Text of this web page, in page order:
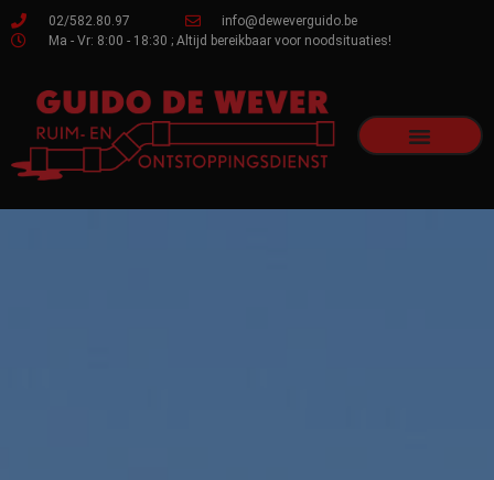
02/582.80.97
info@deweverguido.be
Ma - Vr: 8:00 - 18:30 ; Altijd bereikbaar voor noodsituaties!